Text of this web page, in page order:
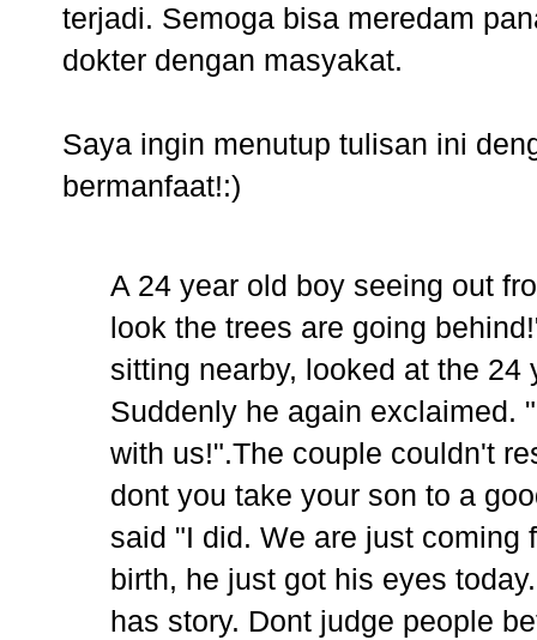
terjadi. Semoga bisa meredam
dokter dengan masyakat.
Saya ingin menutup tulisan ini
bermanfaat!:)
A 24 year old boy seeing out
look the trees are going
sitting nearby, looked at the
Suddenly he again exclaimed.
with us!".The couple couldn't
dont you take your son to a
said "I did. We are just coming
birth, he just got his eyes
has story. Dont judge people